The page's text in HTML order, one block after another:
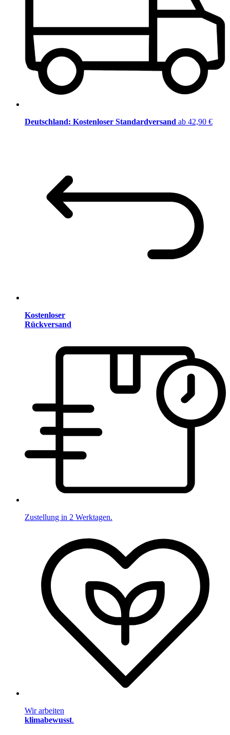
Deutschland: Kostenloser Standardversand ab 42,90 €
Kostenloser
Rückversand
Zustellung in 2 Werktagen.
Wir arbeiten
klimabewusst.